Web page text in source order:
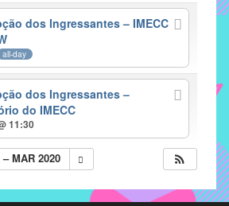
dos Ingressantes – IMECC
all-day
dos Ingressantes –
do IMECC
11:30
MAR 2020